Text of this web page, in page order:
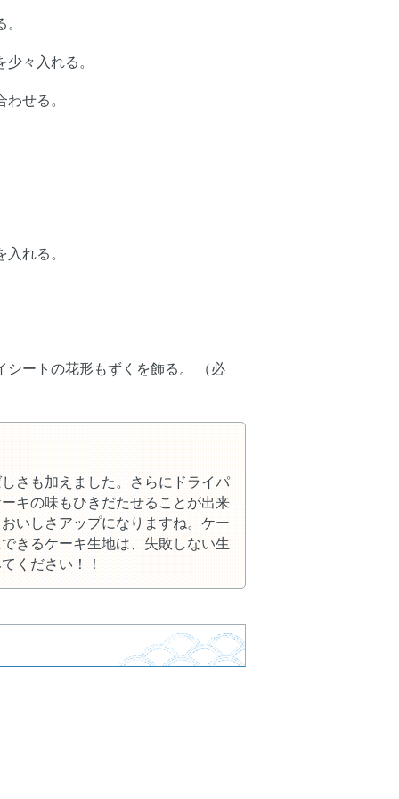
々入れる。
せる。
れる。
シートの花形もずくを飾る。 （必
さも加えました。さらにドライパ
キの味もひきだたせることが出来
いしさアップになりますね。ケー
きるケーキ生地は、失敗しない生
ください！！